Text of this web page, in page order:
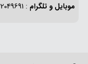
موبایل و تلگرام : 09122049691